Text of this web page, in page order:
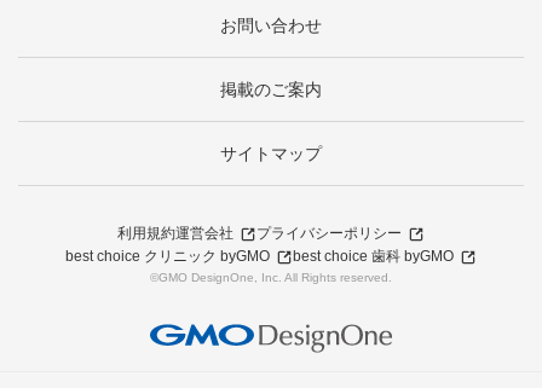
お問い合わせ
掲載のご案内
サイトマップ
利用規約運営会社
プライバシーポリシー
best choice クリニック byGMO
best choice 歯科 byGMO
©GMO DesignOne, Inc. All Rights reserved.